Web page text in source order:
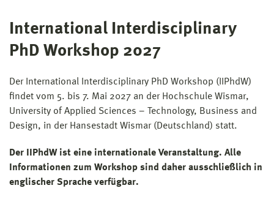
International Interdisciplinary
PhD Workshop 2027
Der International Interdisciplinary PhD Workshop (IIPhdW)
findet vom 5. bis 7. Mai 2027 an der Hochschule Wismar,
University of Applied Sciences – Technology, Business and
Design, in der Hansestadt Wismar (Deutschland) statt.
Der IIPhdW ist eine internationale Veranstaltung. Alle
Informationen zum Workshop sind daher ausschließlich in
englischer Sprache verfügbar.